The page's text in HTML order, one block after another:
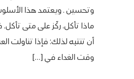
وتحسين . ويعتمد هذا
ماذا تأكل، ركّز على متى
أن تنتبه لذلك؛ فإذا تناولت
وقت الغداء في […]